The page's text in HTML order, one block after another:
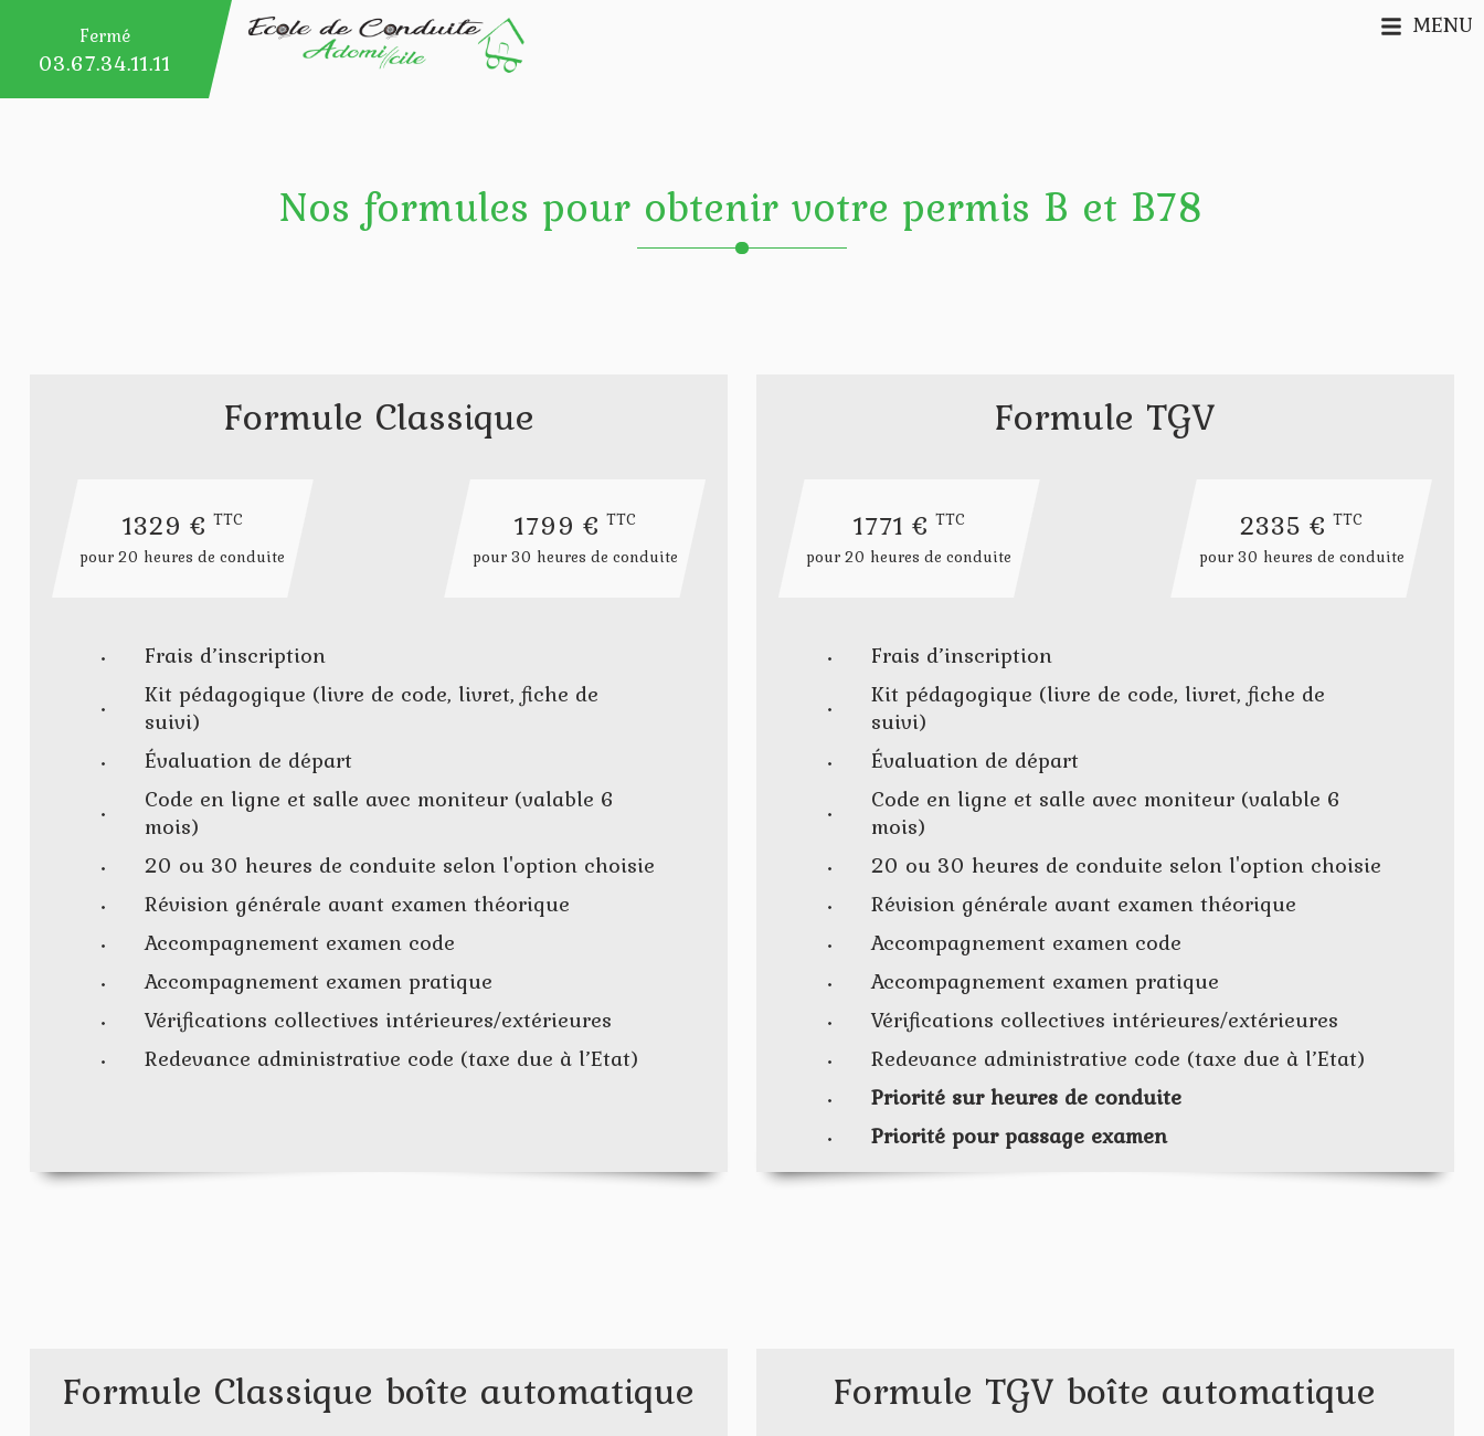
Fermé
03.67.34.11.11
MENU
Nos formules pour obtenir votre permis B et B78
Formule Classique
1329 € TTC
pour 20 heures de conduite
1799 € TTC
pour 30 heures de conduite
Frais d’inscription
Kit pédagogique (livre de code, livret, fiche de
suivi)
Évaluation de départ
Code en ligne et salle avec moniteur (valable 6
mois)
20 ou 30 heures de conduite selon l'option choisie
Révision générale avant examen théorique
Accompagnement examen code
Accompagnement examen pratique
Vérifications collectives intérieures/extérieures
Redevance administrative code (taxe due à l’Etat)
Formule TGV
1771 € TTC
pour 20 heures de conduite
2335 €TTC
pour 30 heures de conduite
Frais d’inscription
Kit pédagogique (livre de code, livret, fiche de
suivi)
Évaluation de départ
Code en ligne et salle avec moniteur (valable 6
mois)
20 ou 30 heures de conduite selon l'option choisie
Révision générale avant examen théorique
Accompagnement examen code
Accompagnement examen pratique
Vérifications collectives intérieures/extérieures
Redevance administrative code (taxe due à l’Etat)
Priorité sur heures de conduite
Priorité pour passage examen
Formule Classique boîte automatique Formule TGV boîte automatique